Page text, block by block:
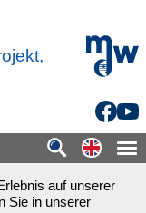
mdw -
auf unserer
Sie in unserer